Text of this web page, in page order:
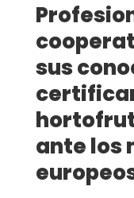
sus
ante los